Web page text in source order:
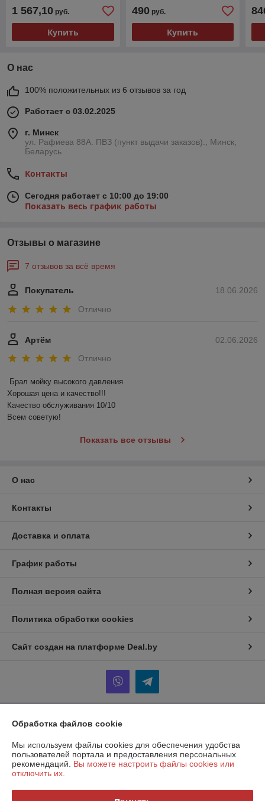
1 567,10 руб.
Купить
490руб.
Купить
О нас
100% положительных из 6 отзывов за год
Работает с 03.02.2025
г. Минск
ул. Рафиева 88А. ПВЗ (пункт выдачи заказов)., Минск,
Беларусь
Контакты
Сегодня работает с 10:00 до 19:00
Показать весь график работы
Отзывы о магазине
7 отзывов за всё время
18.06.2026
Покупатель
Отлично
02.06.2026
Артём
Отлично
Брал мойку высокого давления
Хорошая цена и качество!!!
Качество обслуживания 10/10
Всем советую!
Показать все отзывы
О нас
Контакты
Доставка и оплата
График работы
Полная версия сайта
Политика обработки cookies
Сайт создан на платформе Deal.by
Информация для покупателя
Индивидуальный предприниматель:ИП Кондаревич Дмитрий
Николаевич
Брестская область, Ивацевичский район, аг. Ходаки, ул. Михнюка, д. 19.
Обработка файлов cookie
Мы используем файлы cookies для обеспечения удобства
пользователей портала и предоставления персональных
рекомендаций. Вы можете настроить файлы cookies или
отключить их.